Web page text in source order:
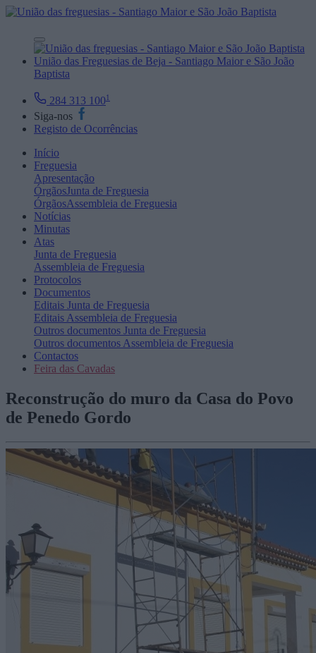
União das Freguesias de Beja - Santiago Maior e São João
Baptista
284 313 1001
Siga-nos
Registo de Ocorrências
Início
Freguesia
Apresentação
ÓrgãosJunta de Freguesia
ÓrgãosAssembleia de Freguesia
Notícias
Minutas
Atas
Junta de Freguesia
Assembleia de Freguesia
Protocolos
Documentos
Editais Junta de Freguesia
Editais Assembleia de Freguesia
Outros documentos Junta de Freguesia
Outros documentos Assembleia de Freguesia
Contactos
Feira das Cavadas
Reconstrução do muro da Casa do Povo
de Penedo Gordo